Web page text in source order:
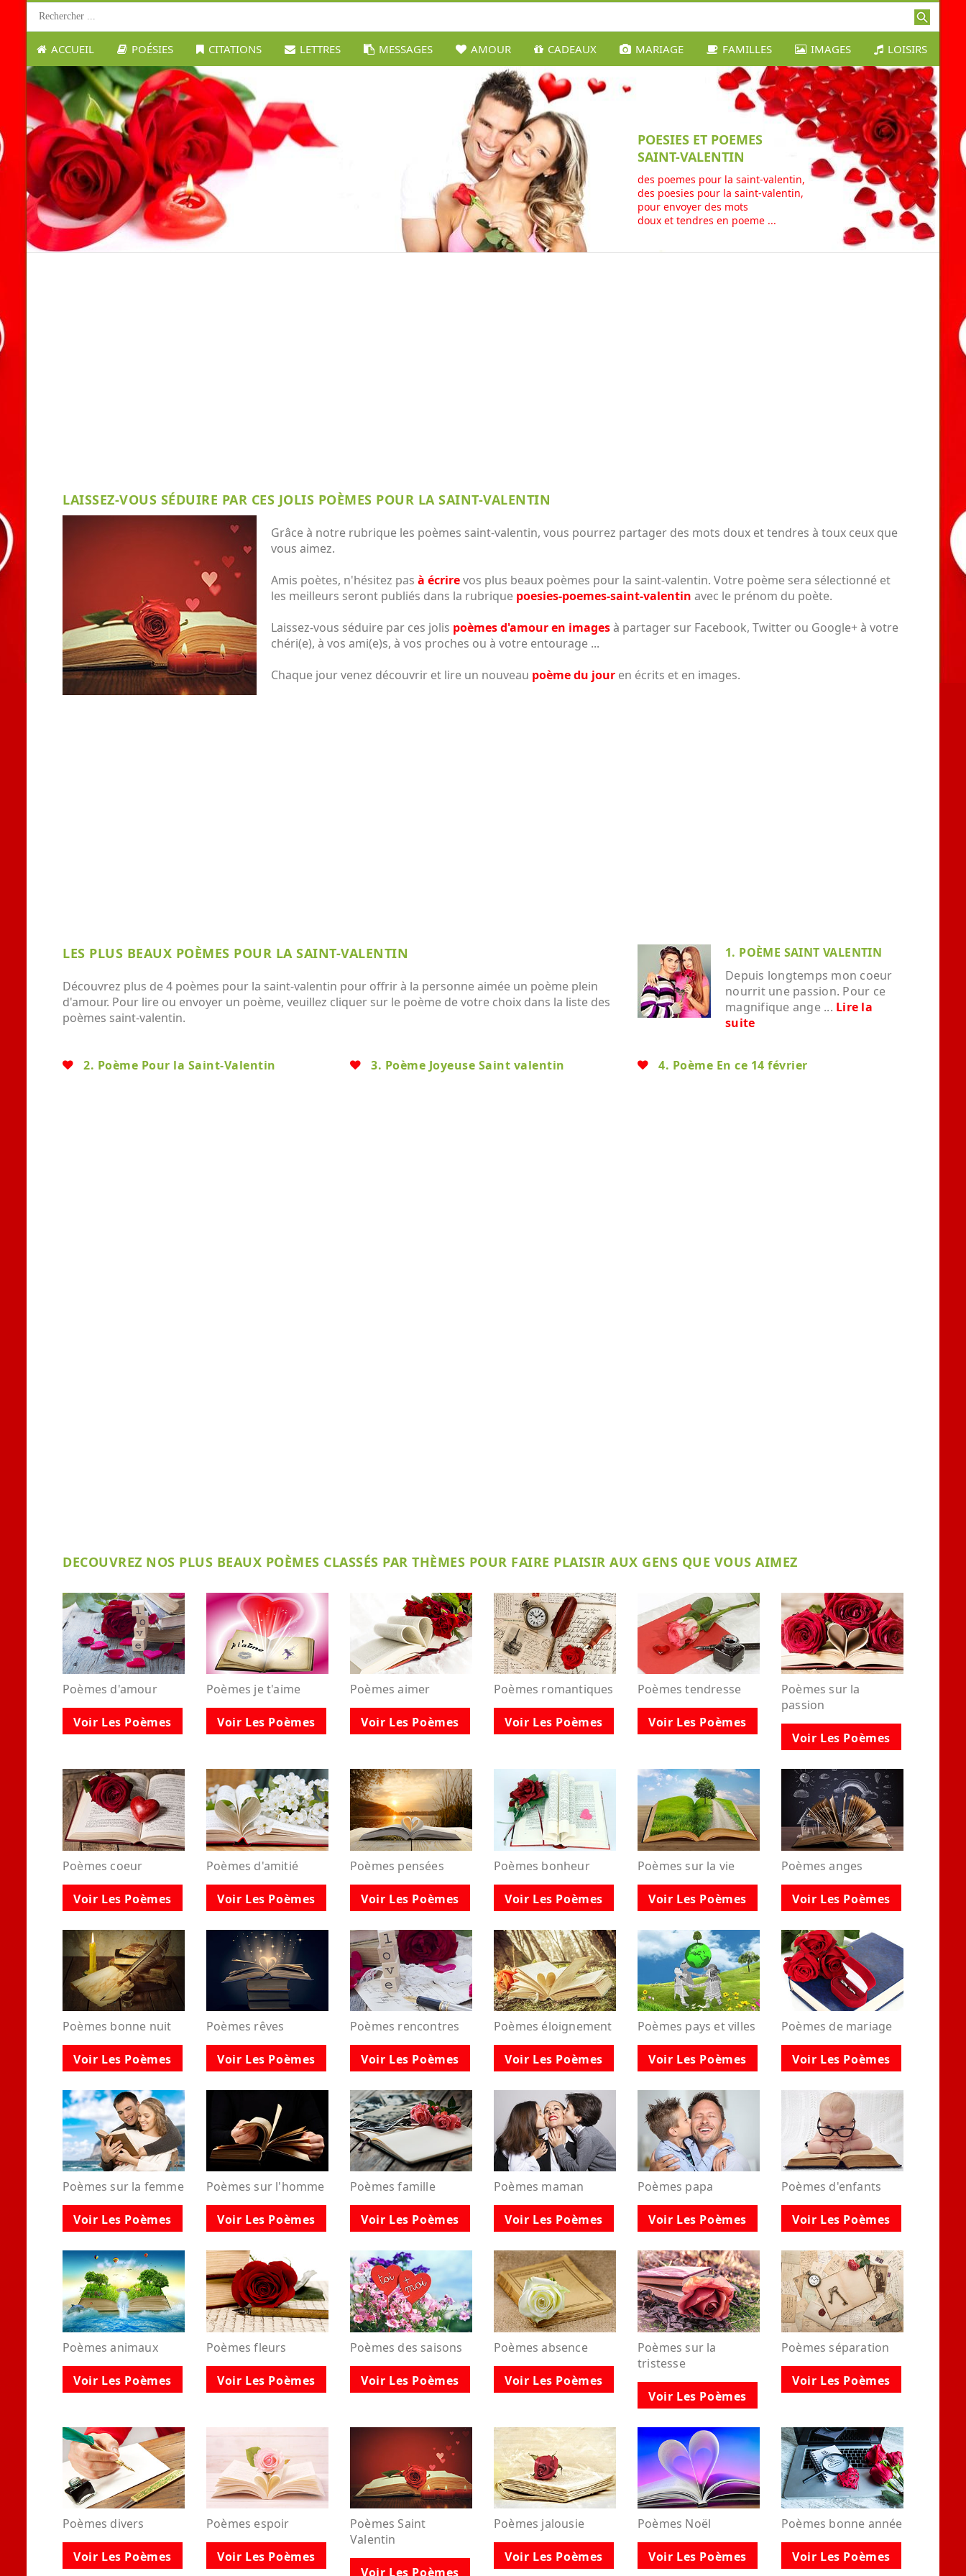
ACCUEIL POÉSIES CITATIONS LETTRES MESSAGES AMOUR CADEAUX MARIAGE FAMILLES IMAGES LOISIRS
POESIES ET POEMES
SAINT-VALENTIN
des poemes pour la saint-valentin,
des poesies pour la saint-valentin,
pour envoyer des mots
doux et tendres en poeme ...
LAISSEZ-VOUS SÉDUIRE PAR CES JOLIS POÈMES POUR LA SAINT-VALENTIN
Grâce à notre rubrique les poèmes saint-valentin, vous pourrez partager des mots doux et tendres à toux ceux que
vous aimez.
Amis poètes, n'hésitez pas à écrirevos plus beaux poèmes pour la saint-valentin. Votre poème sera sélectionné et
les meilleurs seront publiés dans la rubrique poesies-poemes-saint-valentin avec le prénom du poète.
Laissez-vous séduire par ces jolis poèmes d'amour en imagesà partager sur Facebook, Twitter ou Google+ à votre
chéri(e), à vos ami(e)s, à vos proches ou à votre entourage ...
Chaque jour venez découvrir et lire un nouveau poème du jour en écrits et en images.
LES PLUS BEAUX POÈMES POUR LA SAINT-VALENTIN
Découvrez plus de 4 poèmes pour la saint-valentin pour offrir à la personne aimée un poème plein
d'amour. Pour lire ou envoyer un poème, veuillez cliquer sur le poème de votre choix dans la liste des
poèmes saint-valentin.
1. POÈME SAINT VALENTIN
Depuis longtemps mon coeur
nourrit une passion. Pour ce
magnifique ange ... Lire la
suite
2. Poème Pour la Saint-Valentin 3. Poème Joyeuse Saint valentin 4. Poème En ce 14 février
DECOUVREZ NOS PLUS BEAUX POÈMES CLASSÉS PAR THÈMES POUR FAIRE PLAISIR AUX GENS QUE VOUS AIMEZ
Poèmes d'amour
Voir Les Poèmes
Poèmes je t'aime
Voir Les Poèmes
Poèmes aimer
Voir Les Poèmes
Poèmes romantiques
Voir Les Poèmes
Poèmes tendresse
Voir Les Poèmes
Poèmes sur la
passion
Voir Les Poèmes
Poèmes coeur
Voir Les Poèmes
Poèmes d'amitié
Voir Les Poèmes
Poèmes pensées
Voir Les Poèmes
Poèmes bonheur
Voir Les Poèmes
Poèmes sur la vie
Voir Les Poèmes
Poèmes anges
Voir Les Poèmes
Poèmes bonne nuit
Voir Les Poèmes
Poèmes rêves
Voir Les Poèmes
Poèmes rencontres
Voir Les Poèmes
Poèmes éloignement
Voir Les Poèmes
Poèmes pays et villes
Voir Les Poèmes
Poèmes de mariage
Voir Les Poèmes
Poèmes sur la femme
Voir Les Poèmes
Poèmes sur l'homme
Voir Les Poèmes
Poèmes famille
Voir Les Poèmes
Poèmes maman
Voir Les Poèmes
Poèmes papa
Voir Les Poèmes
Poèmes d'enfants
Voir Les Poèmes
Poèmes animaux
Voir Les Poèmes
Poèmes fleurs
Voir Les Poèmes
Poèmes des saisons
Voir Les Poèmes
Poèmes absence
Voir Les Poèmes
Poèmes sur la
tristesse
Voir Les Poèmes
Poèmes séparation
Voir Les Poèmes
Poèmes divers
Voir Les Poèmes
Poèmes espoir
Voir Les Poèmes
Poèmes Saint
Valentin
Voir Les Poèmes
Poèmes jalousie
Voir Les Poèmes
Poèmes Noël
Voir Les Poèmes
Poèmes bonne année
Voir Les Poèmes